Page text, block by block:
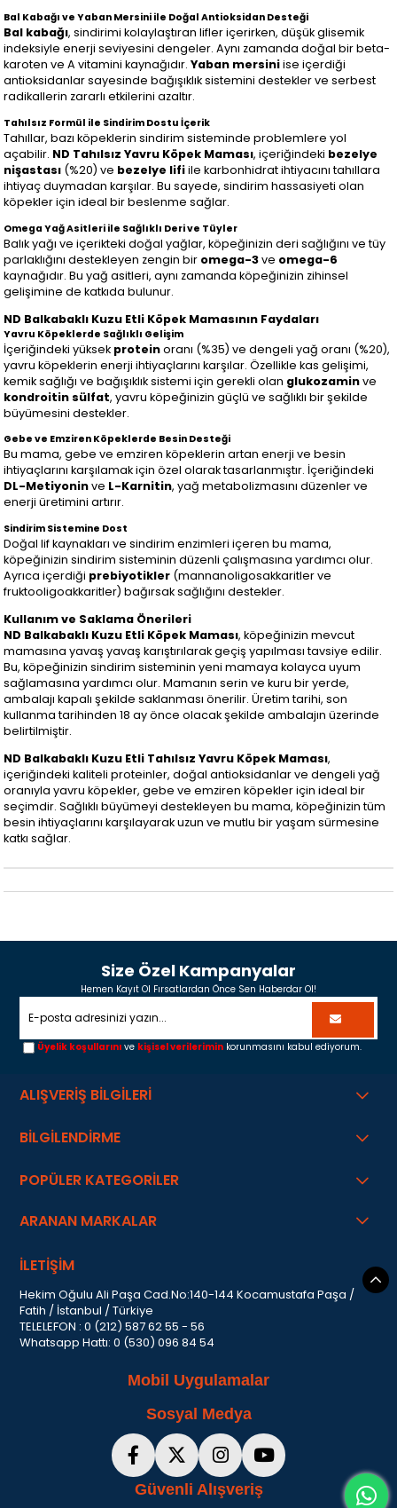
Bal Kabağı ve Yaban Mersini ile Doğal Antioksidan Desteği
Bal kabağı, sindirimi kolaylaştıran lifler içerirken, düşük glisemik
indeksiyle enerji seviyesini dengeler. Aynı zamanda doğal bir beta-
karoten ve A vitamini kaynağıdır.Yaban mersiniise içerdiği
antioksidanlar sayesinde bağışıklık sistemini destekler ve serbest
radikallerin zararlı etkilerini azaltır.
Tahılsız Formül ile Sindirim Dostu İçerik
Tahıllar, bazı köpeklerin sindirim sisteminde problemlere yol
açabilir. ND Tahılsız Yavru Köpek Maması, içeriğindeki bezelye
nişastası (%20) ve bezelye lifiile karbonhidrat ihtiyacını tahıllara
ihtiyaç duymadan karşılar. Bu sayede, sindirim hassasiyeti olan
köpekler için ideal bir beslenme sağlar.
Omega Yağ Asitleri ile Sağlıklı Deri ve Tüyler
Balık yağı ve içerikteki doğal yağlar, köpeğinizin deri sağlığını ve tüy
parlaklığını destekleyen zengin bir omega-3ve omega-6
kaynağıdır. Bu yağ asitleri, aynı zamanda köpeğinizin zihinsel
gelişimine de katkıda bulunur.
ND Balkabaklı Kuzu Etli Köpek Mamasının Faydaları
Yavru Köpeklerde Sağlıklı Gelişim
İçeriğindeki yüksek proteinoranı (%35) ve dengeli yağ oranı (%20),
yavru köpeklerin enerji ihtiyaçlarını karşılar. Özellikle kas gelişimi,
kemik sağlığı ve bağışıklık sistemi için gerekli olan glukozaminve
kondroitin sülfat, yavru köpeğinizin güçlü ve sağlıklı bir şekilde
büyümesini destekler.
Gebe ve Emziren Köpeklerde Besin Desteği
Bu mama, gebe ve emziren köpeklerin artan enerji ve besin
ihtiyaçlarını karşılamak için özel olarak tasarlanmıştır. İçeriğindeki
DL-Metiyoninve L-Karnitin, yağ metabolizmasını düzenler ve
enerji üretimini artırır.
Sindirim Sistemine Dost
Doğal lif kaynakları ve sindirim enzimleri içeren bu mama,
köpeğinizin sindirim sisteminin düzenli çalışmasına yardımcı olur.
Ayrıca içerdiği prebiyotikler (mannanoligosakkaritler ve
fruktooligoakkaritler) bağırsak sağlığını destekler.
Kullanım ve Saklama Önerileri
ND Balkabaklı Kuzu Etli Köpek Maması, köpeğinizin mevcut
mamasına yavaş yavaş karıştırılarak geçiş yapılması tavsiye edilir.
Bu, köpeğinizin sindirim sisteminin yeni mamaya kolayca uyum
sağlamasına yardımcı olur. Mamanın serin ve kuru bir yerde,
ambalajı kapalı şekilde saklanması önerilir. Üretim tarihi, son
kullanma tarihinden 18 ay önce olacak şekilde ambalajın üzerinde
belirtilmiştir.
ND Balkabaklı Kuzu Etli Tahılsız Yavru Köpek Maması,
içeriğindeki kaliteli proteinler, doğal antioksidanlar ve dengeli yağ
oranıyla yavru köpekler, gebe ve emziren köpekler için ideal bir
seçimdir. Sağlıklı büyümeyi destekleyen bu mama, köpeğinizin tüm
besin ihtiyaçlarını karşılayarak uzun ve mutlu bir yaşam sürmesine
katkı sağlar.
Size Özel Kampanyalar
Hemen Kayıt Ol Fırsatlardan Önce Sen Haberdar Ol!
Üyelik koşullarını ve kişisel verilerimin korunmasını kabul ediyorum.
ALIŞVERİŞ BİLGİLERİ
BİLGİLENDİRME
POPÜLER KATEGORİLER
ARANAN MARKALAR
İLETİŞİM
Hekim Oğulu Ali Paşa Cad.No:140-144 Kocamustafa Paşa /
Fatih / İstanbul / Türkiye
TELELEFON : 0 (212) 587 62 55 - 56
Whatsapp Hattı: 0 (530) 096 84 54
Mobil Uygulamalar
Sosyal Medya
Güvenli Alışveriş